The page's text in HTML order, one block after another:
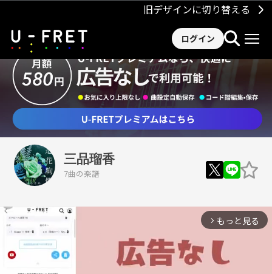
旧デザインに切り替える
ログイン
三品瑠香
7曲の楽譜
arrow_forward_ios もっと見る